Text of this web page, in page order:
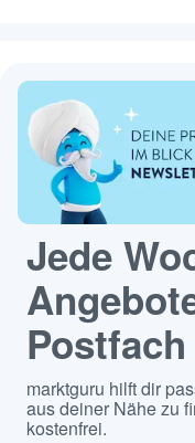
Jede
Postfach
marktguru hilft dir
aus deiner Nähe zu
kostenfrei.